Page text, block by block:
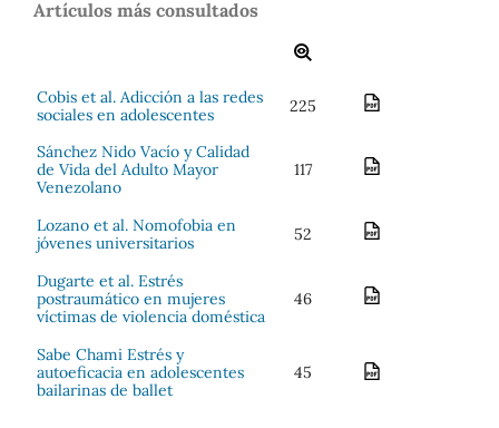
Artículos más consultados
Cobis et al. Adicción a las redes
sociales en adolescentes
225
Sánchez Nido Vacío y Calidad
de Vida del Adulto Mayor
Venezolano
117
Lozano et al. Nomofobia en
jóvenes universitarios
52
Dugarte et al. Estrés
postraumático en mujeres
víctimas de violencia doméstica
46
Sabe Chami Estrés y
autoeficacia en adolescentes
bailarinas de ballet
45